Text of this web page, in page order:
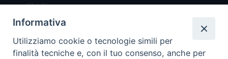
Chi Siamo
Redazione
Scrivici
Informativa
Utilizziamo cookie o tecnologie simili per
finalità tecniche e, con il tuo consenso, anche per